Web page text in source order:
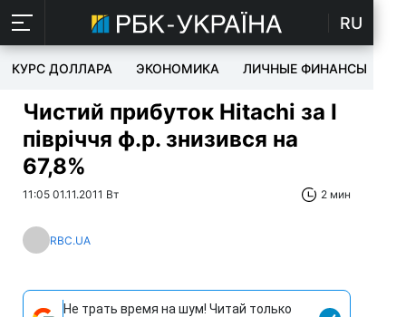
RU
КУРС ДОЛЛАРА ЭКОНОМИКА ЛИЧНЫЕ ФИНАНСЫ
Чистий прибуток Hitachi за I
півріччя ф.р. знизився на
67,8%
11:05 01.11.2011 Вт 2 мин
RBC.UA
Не трать время на шум! Читай только